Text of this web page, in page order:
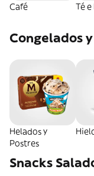
Café Té
Congelados
Helados y
Postres
Snacks